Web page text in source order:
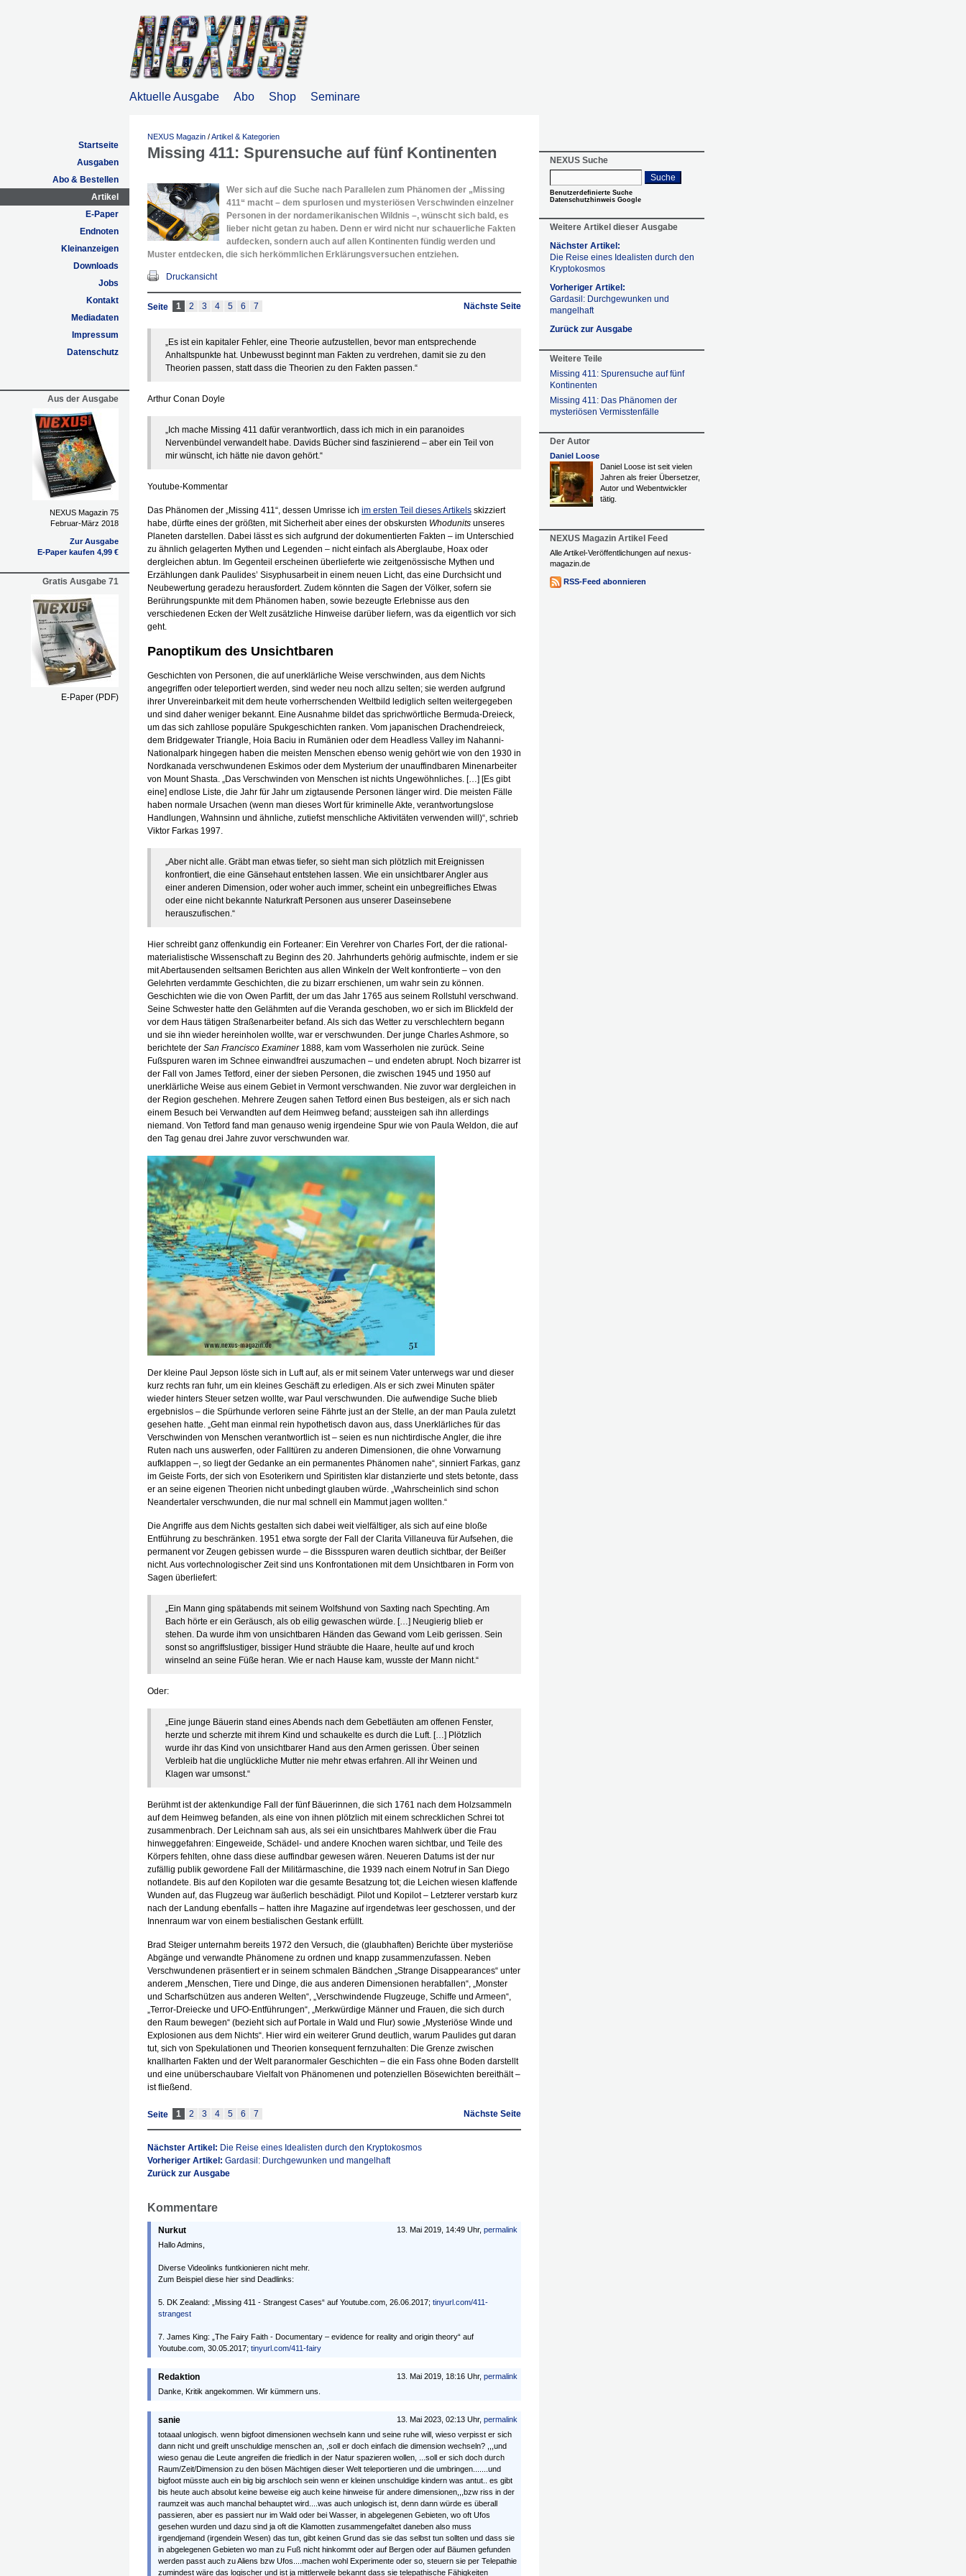
Aktuelle Ausgabe Abo Shop Seminare
Startseite
Ausgaben
Abo & Bestellen
Artikel
E-Paper
Endnoten
Kleinanzeigen
Downloads
Jobs
Kontakt
Mediadaten
Impressum
Datenschutz
Aus der Ausgabe
NEXUS Magazin 75
Februar-März 2018
Zur Ausgabe
E-Paper kaufen 4,99 €
Gratis Ausgabe 71
E-Paper (PDF)
NEXUS Magazin /Artikel & Kategorien
Missing 411: Spurensuche auf fünf Kontinenten
Wer sich auf die Suche nach Parallelen zum Phänomen der „Missing
411“ macht – dem spurlosen und mysteriösen Verschwinden einzelner
Personen in der nordamerikanischen Wildnis –, wünscht sich bald, es
lieber nicht getan zu haben. Denn er wird nicht nur schauerliche Fakten
aufdecken, sondern auch auf allen Kontinenten fündig werden und
Muster entdecken, die sich herkömmlichen Erklärungsversuchen entziehen.
Druckansicht
Nächste Seite
Seite 1 2 3 4 5 6 7
„Es ist ein kapitaler Fehler, eine Theorie aufzustellen, bevor man entsprechende
Anhaltspunkte hat. Unbewusst beginnt man Fakten zu verdrehen, damit sie zu den
Theorien passen, statt dass die Theorien zu den Fakten passen.“
Arthur Conan Doyle
„Ich mache Missing 411 dafür verantwortlich, dass ich mich in ein paranoides
Nervenbündel verwandelt habe. Davids Bücher sind faszinierend – aber ein Teil von
mir wünscht, ich hätte nie davon gehört.“
Youtube-Kommentar
Das Phänomen der „Missing 411“, dessen Umrisse ich im ersten Teil dieses Artikels skizziert
habe, dürfte eines der größten, mit Sicherheit aber eines der obskursten Whodunits unseres
Planeten darstellen. Dabei lässt es sich aufgrund der dokumentierten Fakten – im Unterschied
zu ähnlich gelagerten Mythen und Legenden – nicht einfach als Aberglaube, Hoax oder
dergleichen abtun. Im Gegenteil erscheinen überlieferte wie zeitgenössische Mythen und
Erzählungen dank Paulides’ Sisyphusarbeit in einem neuen Licht, das eine Durchsicht und
Neubewertung geradezu herausfordert. Zudem könnten die Sagen der Völker, sofern sie
Berührungspunkte mit dem Phänomen haben, sowie bezeugte Erlebnisse aus den
verschiedenen Ecken der Welt zusätzliche Hinweise darüber liefern, was da eigentlich vor sich
geht.
Panoptikum des Unsichtbaren
Geschichten von Personen, die auf unerklärliche Weise verschwinden, aus dem Nichts
angegriffen oder teleportiert werden, sind weder neu noch allzu selten; sie werden aufgrund
ihrer Unvereinbarkeit mit dem heute vorherrschenden Weltbild lediglich selten weitergegeben
und sind daher weniger bekannt. Eine Ausnahme bildet das sprichwörtliche Bermuda-Dreieck,
um das sich zahllose populäre Spukgeschichten ranken. Vom japanischen Drachendreieck,
dem Bridgewater Triangle, Hoia Baciu in Rumänien oder dem Headless Valley im Nahanni-
Nationalpark hingegen haben die meisten Menschen ebenso wenig gehört wie von den 1930 in
Nordkanada verschwundenen Eskimos oder dem Mysterium der unauffindbaren Minenarbeiter
von Mount Shasta. „Das Verschwinden von Menschen ist nichts Ungewöhnliches. […] [Es gibt
eine] endlose Liste, die Jahr für Jahr um zigtausende Personen länger wird. Die meisten Fälle
haben normale Ursachen (wenn man dieses Wort für kriminelle Akte, verantwortungslose
Handlungen, Wahnsinn und ähnliche, zutiefst menschliche Aktivitäten verwenden will)“, schrieb
Viktor Farkas 1997.
„Aber nicht alle. Gräbt man etwas tiefer, so sieht man sich plötzlich mit Ereignissen
konfrontiert, die eine Gänsehaut entstehen lassen. Wie ein unsichtbarer Angler aus
einer anderen Dimension, oder woher auch immer, scheint ein unbegreifliches Etwas
oder eine nicht bekannte Naturkraft Personen aus unserer Daseinsebene
herauszufischen.“
Hier schreibt ganz offenkundig ein Forteaner: Ein Verehrer von Charles Fort, der die rational-
materialistische Wissenschaft zu Beginn des 20. Jahrhunderts gehörig aufmischte, indem er sie
mit Abertausenden seltsamen Berichten aus allen Winkeln der Welt konfrontierte – von den
Gelehrten verdammte Geschichten, die zu bizarr erschienen, um wahr sein zu können.
Geschichten wie die von Owen Parfitt, der um das Jahr 1765 aus seinem Rollstuhl verschwand.
Seine Schwester hatte den Gelähmten auf die Veranda geschoben, wo er sich im Blickfeld der
vor dem Haus tätigen Straßenarbeiter befand. Als sich das Wetter zu verschlechtern begann
und sie ihn wieder hereinholen wollte, war er verschwunden. Der junge Charles Ashmore, so
berichtete der San Francisco Examiner1888, kam vom Wasserholen nie zurück. Seine
Fußspuren waren im Schnee einwandfrei auszumachen – und endeten abrupt. Noch bizarrer ist
der Fall von James Tetford, einer der sieben Personen, die zwischen 1945 und 1950 auf
unerklärliche Weise aus einem Gebiet in Vermont verschwanden. Nie zuvor war dergleichen in
der Region geschehen. Mehrere Zeugen sahen Tetford einen Bus besteigen, als er sich nach
einem Besuch bei Verwandten auf dem Heimweg befand; aussteigen sah ihn allerdings
niemand. Von Tetford fand man genauso wenig irgendeine Spur wie von Paula Weldon, die auf
den Tag genau drei Jahre zuvor verschwunden war.
Der kleine Paul Jepson löste sich in Luft auf, als er mit seinem Vater unterwegs war und dieser
kurz rechts ran fuhr, um ein kleines Geschäft zu erledigen. Als er sich zwei Minuten später
wieder hinters Steuer setzen wollte, war Paul verschwunden. Die aufwendige Suche blieb
ergebnislos – die Spürhunde verloren seine Fährte just an der Stelle, an der man Paula zuletzt
gesehen hatte. „Geht man einmal rein hypothetisch davon aus, dass Unerklärliches für das
Verschwinden von Menschen verantwortlich ist – seien es nun nichtirdische Angler, die ihre
Ruten nach uns auswerfen, oder Falltüren zu anderen Dimensionen, die ohne Vorwarnung
aufklappen –, so liegt der Gedanke an ein permanentes Phänomen nahe“, sinniert Farkas, ganz
im Geiste Forts, der sich von Esoterikern und Spiritisten klar distanzierte und stets betonte, dass
er an seine eigenen Theorien nicht unbedingt glauben würde. „Wahrscheinlich sind schon
Neandertaler verschwunden, die nur mal schnell ein Mammut jagen wollten.“
Die Angriffe aus dem Nichts gestalten sich dabei weit vielfältiger, als sich auf eine bloße
Entführung zu beschränken. 1951 etwa sorgte der Fall der Clarita Villaneuva für Aufsehen, die
permanent vor Zeugen gebissen wurde – die Bissspuren waren deutlich sichtbar, der Beißer
nicht. Aus vortechnologischer Zeit sind uns Konfrontationen mit dem Unsichtbaren in Form von
Sagen überliefert:
„Ein Mann ging spätabends mit seinem Wolfshund von Saxting nach Spechting. Am
Bach hörte er ein Geräusch, als ob eilig gewaschen würde. […] Neugierig blieb er
stehen. Da wurde ihm von unsichtbaren Händen das Gewand vom Leib gerissen. Sein
sonst so angriffslustiger, bissiger Hund sträubte die Haare, heulte auf und kroch
winselnd an seine Füße heran. Wie er nach Hause kam, wusste der Mann nicht.“
Oder:
„Eine junge Bäuerin stand eines Abends nach dem Gebetläuten am offenen Fenster,
herzte und scherzte mit ihrem Kind und schaukelte es durch die Luft. […] Plötzlich
wurde ihr das Kind von unsichtbarer Hand aus den Armen gerissen. Über seinen
Verbleib hat die unglückliche Mutter nie mehr etwas erfahren. All ihr Weinen und
Klagen war umsonst.“
Berühmt ist der aktenkundige Fall der fünf Bäuerinnen, die sich 1761 nach dem Holzsammeln
auf dem Heimweg befanden, als eine von ihnen plötzlich mit einem schrecklichen Schrei tot
zusammenbrach. Der Leichnam sah aus, als sei ein unsichtbares Mahlwerk über die Frau
hinweggefahren: Eingeweide, Schädel- und andere Knochen waren sichtbar, und Teile des
Körpers fehlten, ohne dass diese auffindbar gewesen wären. Neueren Datums ist der nur
zufällig publik gewordene Fall der Militärmaschine, die 1939 nach einem Notruf in San Diego
notlandete. Bis auf den Kopiloten war die gesamte Besatzung tot; die Leichen wiesen klaffende
Wunden auf, das Flugzeug war äußerlich beschädigt. Pilot und Kopilot – Letzterer verstarb kurz
nach der Landung ebenfalls – hatten ihre Magazine auf irgendetwas leer geschossen, und der
Innenraum war von einem bestialischen Gestank erfüllt.
Brad Steiger unternahm bereits 1972 den Versuch, die (glaubhaften) Berichte über mysteriöse
Abgänge und verwandte Phänomene zu ordnen und knapp zusammenzufassen. Neben
Verschwundenen präsentiert er in seinem schmalen Bändchen „Strange Disappearances“ unter
anderem „Menschen, Tiere und Dinge, die aus anderen Dimensionen herabfallen“, „Monster
und Scharfschützen aus anderen Welten“, „Verschwindende Flugzeuge, Schiffe und Armeen“,
„Terror-Dreiecke und UFO-Entführungen“, „Merkwürdige Männer und Frauen, die sich durch
den Raum bewegen“ (bezieht sich auf Portale in Wald und Flur) sowie „Mysteriöse Winde und
Explosionen aus dem Nichts“. Hier wird ein weiterer Grund deutlich, warum Paulides gut daran
tut, sich von Spekulationen und Theorien konsequent fernzuhalten: Die Grenze zwischen
knallharten Fakten und der Welt paranormaler Geschichten – die ein Fass ohne Boden darstellt
und eine unüberschaubare Vielfalt von Phänomenen und potenziellen Bösewichten bereithält –
ist fließend.
Nächste Seite
Seite 1 2 3 4 5 6 7
Nächster Artikel: Die Reise eines Idealisten durch den Kryptokosmos
Vorheriger Artikel: Gardasil: Durchgewunken und mangelhaft
Zurück zur Ausgabe
Kommentare
13. Mai 2019, 14:49 Uhr, permalink
Nurkut
Hallo Admins,
Diverse Videolinks funtkionieren nicht mehr.
Zum Beispiel diese hier sind Deadlinks:
5. DK Zealand: „Missing 411 - Strangest Cases“ auf Youtube.com, 26.06.2017; tinyurl.com/411-
strangest
7. James King: „The Fairy Faith - Documentary – evidence for reality and origin theory“ auf
Youtube.com, 30.05.2017; tinyurl.com/411-fairy
13. Mai 2019, 18:16 Uhr, permalink
Redaktion
Danke, Kritik angekommen. Wir kümmern uns.
13. Mai 2023, 02:13 Uhr, permalink
sanie
totaaal unlogisch. wenn bigfoot dimensionen wechseln kann und seine ruhe will, wieso verpisst er sich
dann nicht und greift unschuldige menschen an, ,soll er doch einfach die dimension wechseln? ,,,und
wieso genau die Leute angreifen die friedlich in der Natur spazieren wollen, ...soll er sich doch durch
Raum/Zeit/Dimension zu den bösen Mächtigen dieser Welt teleportieren und die umbringen.......und
bigfoot müsste auch ein big big arschloch sein wenn er kleinen unschuldige kindern was antut.. es gibt
bis heute auch absolut keine beweise eig auch keine hinweise für andere dimensionen,,,bzw riss in der
raumzeit was auch manchal behauptet wird....was auch unlogisch ist, denn dann würde es überall
passieren, aber es passiert nur im Wald oder bei Wasser, in abgelegenen Gebieten, wo oft Ufos
gesehen wurden und dazu sind ja oft die Klamotten zusammengefaltet daneben also muss
irgendjemand (irgendein Wesen) das tun, gibt keinen Grund das sie das selbst tun sollten und dass sie
in abgelegenen Gebieten wo man zu Fuß nicht hinkommt oder auf Bergen oder auf Bäumen gefunden
werden passt auch zu Aliens bzw Ufos....machen wohl Experimente oder so, steuern sie per Telepathie
zumindest wäre das logischer und ist ja mittlerweile bekannt dass sie telepathische Fähigkeiten
NEXUS Suche
Suche
Benutzerdefinierte Suche
Datenschutzhinweis Google
Weitere Artikel dieser Ausgabe
Nächster Artikel:
Die Reise eines Idealisten durch den
Kryptokosmos
Vorheriger Artikel:
Gardasil: Durchgewunken und
mangelhaft
Zurück zur Ausgabe
Weitere Teile
Missing 411: Spurensuche auf fünf
Kontinenten
Missing 411: Das Phänomen der
mysteriösen Vermisstenfälle
Der Autor
Daniel Loose
Daniel Loose ist seit vielen
Jahren als freier Übersetzer,
Autor und Webentwickler
tätig.
NEXUS Magazin Artikel Feed
Alle Artikel-Veröffentlichungen auf nexus-
magazin.de
RSS-Feed abonnieren